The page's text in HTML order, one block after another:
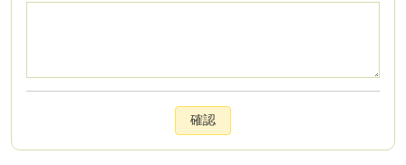
確認